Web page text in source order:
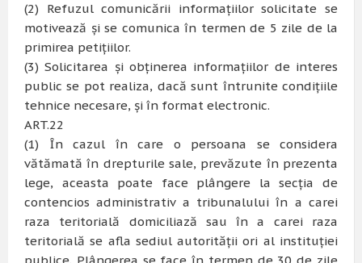
(2) Refuzul comunicării informaţiilor solicitate se
motivează şi se comunica în termen de 5 zile de la
primirea petiţiilor.
(3) Solicitarea şi obţinerea informaţiilor de interes
public se pot realiza, dacă sunt întrunite condiţiile
tehnice necesare, şi în format electronic.
ART.22
(1) În cazul în care o persoana se considera
vătămată în drepturile sale, prevăzute în prezenta
lege, aceasta poate face plângere la secţia de
contencios administrativ a tribunalului în a carei
raza teritorială domiciliază sau în a carei raza
teritorială se afla sediul autorităţii ori al instituţiei